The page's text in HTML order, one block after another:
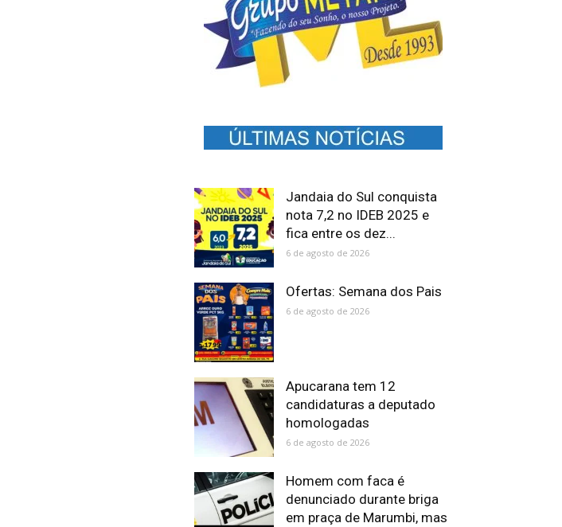
Jandaia do Sul conquista
nota 7,2 no IDEB 2025 e
fica entre os dez...
6 de agosto de 2026
Ofertas: Semana dos Pais
6 de agosto de 2026
Apucarana tem 12
candidaturas a deputado
homologadas
6 de agosto de 2026
Homem com faca é
denunciado durante briga
em praça de Marumbi, mas